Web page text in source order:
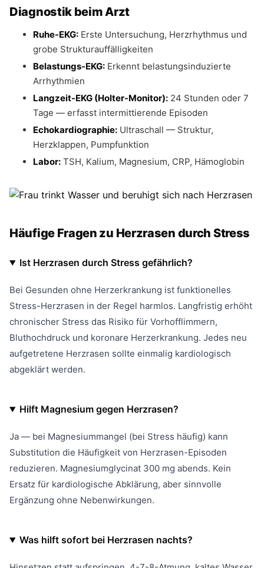
Diagnostik beim Arzt
Ruhe-EKG: Erste Untersuchung, Herzrhythmus und
grobe Strukturauffälligkeiten
Belastungs-EKG: Erkennt belastungsinduzierte
Arrhythmien
Langzeit-EKG (Holter-Monitor): 24 Stunden oder 7
Tage — erfasst intermittierende Episoden
Echokardiographie: Ultraschall — Struktur,
Herzklappen, Pumpfunktion
Labor: TSH, Kalium, Magnesium, CRP, Hämoglobin
Häufige Fragen zu Herzrasen durch Stress
Ist Herzrasen durch Stress gefährlich?
Bei Gesunden ohne Herzerkrankung ist funktionelles
Stress-Herzrasen in der Regel harmlos. Langfristig erhöht
chronischer Stress das Risiko für Vorhofflimmern,
Bluthochdruck und koronare Herzerkrankung. Jedes neu
aufgetretene Herzrasen sollte einmalig kardiologisch
abgeklärt werden.
Hilft Magnesium gegen Herzrasen?
Ja — bei Magnesiummangel (bei Stress häufig) kann
Substitution die Häufigkeit von Herzrasen-Episoden
reduzieren. Magnesiumglycinat 300 mg abends. Kein
Ersatz für kardiologische Abklärung, aber sinnvolle
Ergänzung ohne Nebenwirkungen.
Was hilft sofort bei Herzrasen nachts?